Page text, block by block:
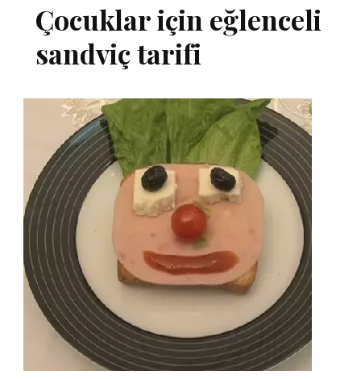
Çocuklar için eğlenceli
sandviç tarifi